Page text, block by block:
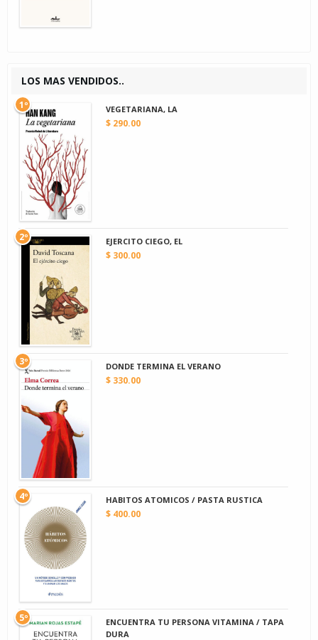
LOS MAS VENDIDOS..
VEGETARIANA, LA
$ 290.00
1º
EJERCITO CIEGO, EL
$ 300.00
2º
DONDE TERMINA EL VERANO
$ 330.00
3º
HABITOS ATOMICOS / PASTA RUSTICA
$ 400.00
4º
ENCUENTRA TU PERSONA VITAMINA / TAPA
DURA
5º